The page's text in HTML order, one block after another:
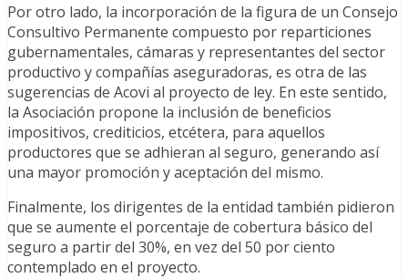
Por otro lado, la incorporación de la figura de un Consejo
Consultivo Permanente compuesto por reparticiones
gubernamentales, cámaras y representantes del sector
productivo y compañías aseguradoras, es otra de las
sugerencias de Acovi al proyecto de ley. En este sentido,
la Asociación propone la inclusión de beneficios
impositivos, crediticios, etcétera, para aquellos
productores que se adhieran al seguro, generando así
una mayor promoción y aceptación del mismo.
Finalmente, los dirigentes de la entidad también pidieron
que se aumente el porcentaje de cobertura básico del
seguro a partir del 30%, en vez del 50 por ciento
contemplado en el proyecto.